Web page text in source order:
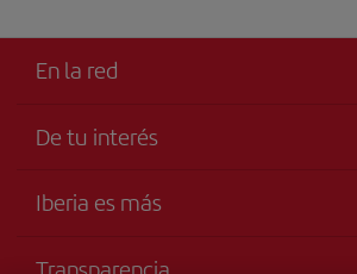
En la red
De tu interés
Accesibilidad
Iberia es más